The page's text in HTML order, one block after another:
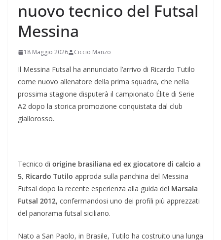
nuovo tecnico del Futsal
Messina
18 Maggio 2026 Ciccio Manzo
Il Messina Futsal ha annunciato l’arrivo di Ricardo Tutilo
come nuovo allenatore della prima squadra, che nella
prossima stagione disputerà il campionato Élite di Serie
A2 dopo la storica promozione conquistata dal club
giallorosso.
Tecnico di origine brasiliana ed ex giocatore di calcio a
5, Ricardo Tutilo approda sulla panchina del Messina
Futsal dopo la recente esperienza alla guida del Marsala
Futsal 2012, confermandosi uno dei profili più apprezzati
del panorama futsal siciliano.
Nato a San Paolo, in Brasile, Tutilo ha costruito una lunga